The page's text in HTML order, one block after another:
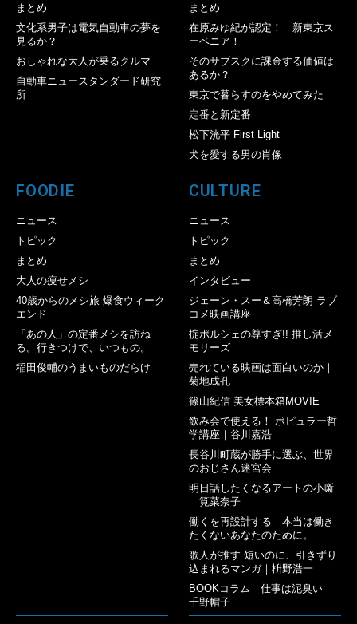
まとめ
文化系男子は電気自動車の夢を
見るか？
おしゃれな大人が乗るクルマ
自動車ニュースタンダード研究
所
まとめ
在原みゆ紀が認定！ 新東京ス
ーベニア！
そのサブスクに課金する価値は
あるか？
東京で暮らすのをやめてみた
定番と新定番
松下洸平 First Light
犬を愛する男の肖像
FOODIE
ニュース
トピック
まとめ
大人の痩せメシ
40歳からのメシ旅 爆食ウィーク
エンド
「あの人」の定番メシを訪ね
る。行きつけで、いつもの。
稲田俊輔のうまいものだらけ
CULTURE
ニュース
トピック
まとめ
インタビュー
ジェーン・スー＆高橋芳朗 ラブ
コメ映画講座
掟ポルシェの尊すぎ!! 推し活メ
モリーズ
売れている映画は面白いのか｜
菊地成孔
篠山紀信 美女標本箱MOVIE
飲み会で使える！ ポピュラー哲
学講座｜谷川嘉浩
長谷川町蔵が勝手に選ぶ、世界
のおじさん迷宮会
明日話したくなるアートの小噺
｜筧菜奈子
働くを再設計する 本当は働き
たくないあなたのために。
歌人が推す 短いのに、引きずり
込まれるマンガ｜枡野浩一
BOOKコラム 仕事は泥臭い｜
千野帽子